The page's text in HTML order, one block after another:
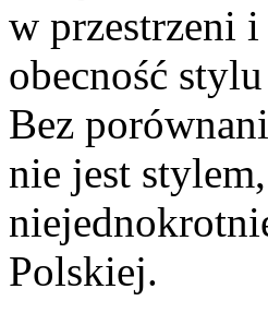
w przestrzeni
obecność
Bez
nie jest
Polskiej.